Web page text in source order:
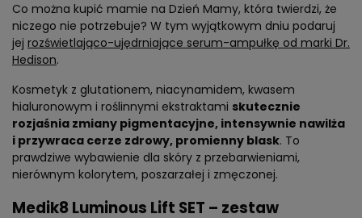
Co można kupić mamie na Dzień Mamy, która twierdzi, że
niczego nie potrzebuje? W tym wyjątkowym dniu podaruj
jej rozświetlająco-ujędrniające serum-ampułkę od marki Dr.
Hedison.
Kosmetyk z glutationem, niacynamidem, kwasem
hialuronowym i roślinnymi ekstraktami skutecznie
rozjaśnia zmiany pigmentacyjne, intensywnie nawilża
i przywraca cerze zdrowy, promienny blask. To
prawdziwe wybawienie dla skóry z przebarwieniami,
nierównym kolorytem, poszarzałej i zmęczonej.
Medik8 Luminous Lift SET – zestaw